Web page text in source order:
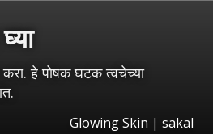
हे पोषक घटक त्वचेच्या
Glowing Skin | sakal